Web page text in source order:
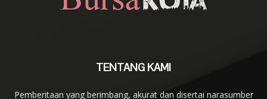
TENTANG KAMI
Pemberitaan yang berimbang, akurat dan disertai narasumber